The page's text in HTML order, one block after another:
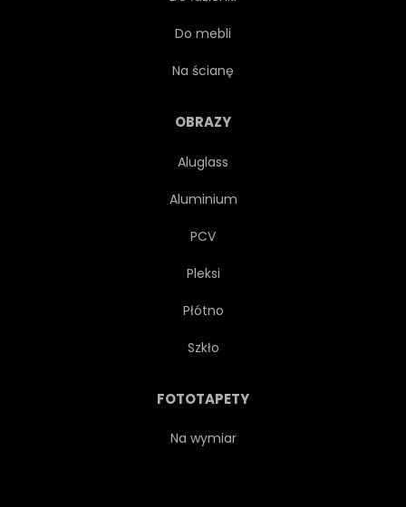
Do mebli
Na ścianę
OBRAZY
Aluglass
Aluminium
PCV
Pleksi
Płótno
Szkło
FOTOTAPETY
Na wymiar